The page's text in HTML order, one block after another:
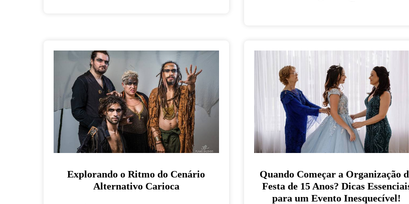
Explorando o Ritmo do Cenário
Alternativo Carioca
Quando Começar a Organização
Festa de 15 Anos? Dicas
para um Evento Inesquecível!